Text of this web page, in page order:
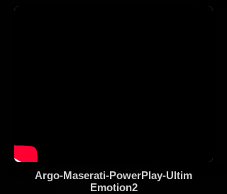
Argo-Maserati-PowerPlay-Ultim
Emotion2